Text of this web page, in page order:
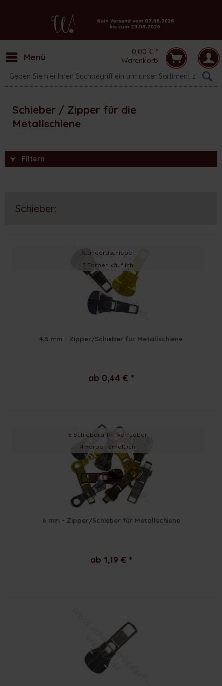
Menü
0,00 € *
Warenkorb
Schieber / Zipper für die
Metallschiene
Filtern
Schieber:
Standardschieber
3 Farben käuflich
4,5 mm - Zipper/Schieber für Metallschiene
ab 0,44 € *
5 Schieberarten verfügbar
4 Farben erhältlich
6 mm - Zipper/Schieber für Metallschiene
ab 1,19 € *